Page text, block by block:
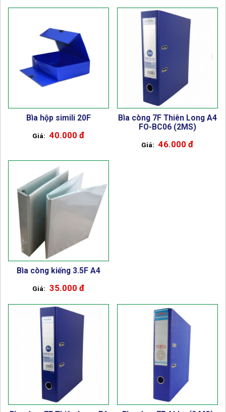
Bìa hộp simili 20F
40.000 đ
Bìa còng 7F Thiên Long A4
FO-BC06 (2MS)
46.000 đ
Bìa còng kiếng 3.5F A4
35.000 đ